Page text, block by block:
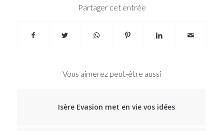
Partager cet entrée
Vous aimerez peut-être aussi
Isère Evasion met en vie vos idées